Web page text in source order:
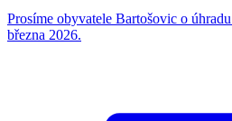
Prosíme obyvatele Bartošovic o
března 2026.